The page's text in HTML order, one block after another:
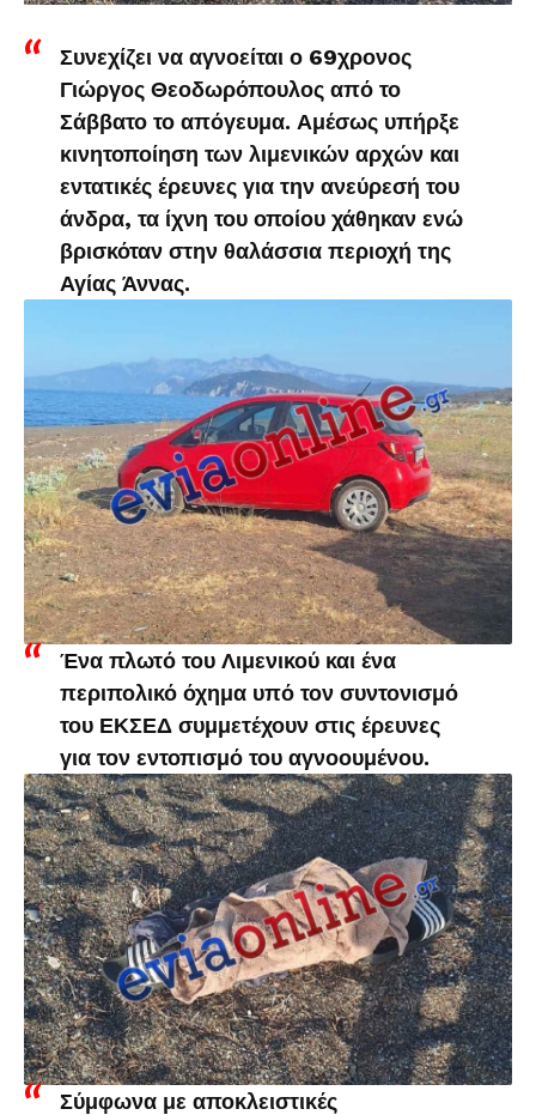
Συνεχίζει να αγνοείται ο 69χρονος
Γιώργος Θεοδωρόπουλος από το
Σάββατο το απόγευμα. Αμέσως υπήρξε
κινητοποίηση των λιμενικών αρχών και
εντατικές έρευνες για την ανεύρεσή του
άνδρα, τα ίχνη του οποίου χάθηκαν ενώ
βρισκόταν στην θαλάσσια περιοχή της
Αγίας Άννας.
Ένα πλωτό του Λιμενικού και ένα
περιπολικό όχημα υπό τον συντονισμό
του ΕΚΣΕΔ συμμετέχουν στις έρευνες
για τον εντοπισμό του αγνοουμένου.
Σύμφωνα με αποκλειστικές